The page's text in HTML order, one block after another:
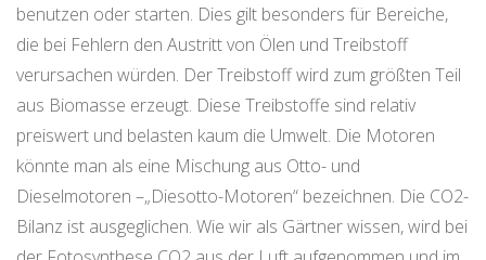
benutzen oder starten. Dies gilt besonders für Bereiche,
die bei Fehlern den Austritt von Ölen und Treibstoff
verursachen würden. Der Treibstoff wird zum größten Teil
aus Biomasse erzeugt. Diese Treibstoffe sind relativ
preiswert und belasten kaum die Umwelt. Die Motoren
könnte man als eine Mischung aus Otto- und
Dieselmotoren –„Diesotto-Motoren“ bezeichnen. Die CO2-
Bilanz ist ausgeglichen. Wie wir als Gärtner wissen, wird bei